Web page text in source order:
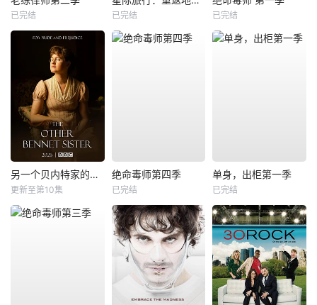
已完结 已完结 已完结
另一个贝内特家的姐妹
更新至第10集
绝命毒师第四季
已完结
单身，出柜第一季
已完结